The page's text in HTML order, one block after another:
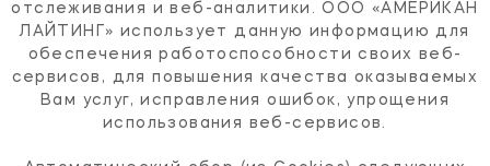
отслеживания и веб-аналитики. ООО «АМЕРИКАН
ЛАЙТИНГ» использует данную информацию для
обеспечения работоспособности своих веб-
сервисов, для повышения качества оказываемых
Вам услуг, исправления ошибок, упрощения
использования веб-сервисов.